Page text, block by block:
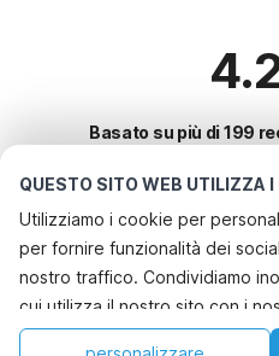
QUESTO SITO WEB UTILIZZA I
Utilizziamo i cookie per
per fornire funzionalità dei
nostro traffico. Condividiamo
cui utilizza il nostro sito con i
analisi dei dati web, pubblicità
Basato su più di 199
Le destinazioni più
vacanze
Città con i migliori servizi per le
Casa vacanze a misura di bambino